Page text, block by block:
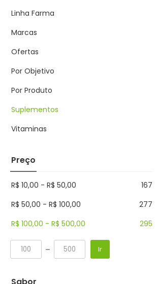
Linha Farma
Marcas
Ofertas
Por Objetivo
Por Produto
Suplementos
Vitaminas
Preço
R$ 10,00 - R$ 50,00
167
R$ 50,00 - R$ 100,00
277
R$ 100,00 - R$ 500,00 295
Ir